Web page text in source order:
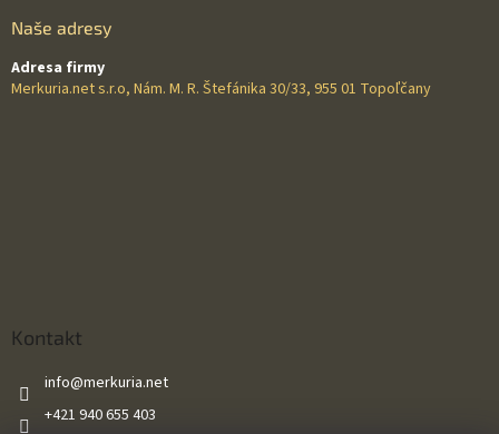
Naše adresy
Adresa firmy
Merkuria.net s.r.o, Nám. M. R. Štefánika 30/33, 955 01 Topoľčany
Kontakt
info@merkuria.net
+421 940 655 403